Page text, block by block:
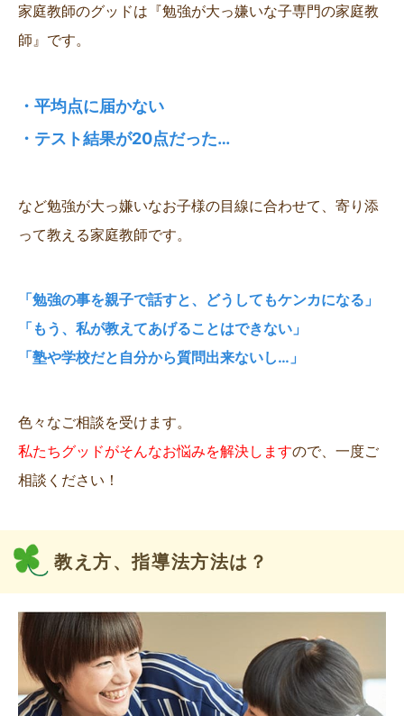
家庭教師のグッドは『勉強が大っ嫌いな子専門の家庭教
師』です。
・平均点に届かない
・テスト結果が20点だった…
など勉強が大っ嫌いなお子様の目線に合わせて、寄り添
って教える家庭教師です。
「勉強の事を親子で話すと、どうしてもケンカになる」
「もう、私が教えてあげることはできない」
「塾や学校だと自分から質問出来ないし…」
色々なご相談を受けます。
私たちグッドがそんなお悩みを解決しますので、一度ご
相談ください！
教え方、指導法方法は？